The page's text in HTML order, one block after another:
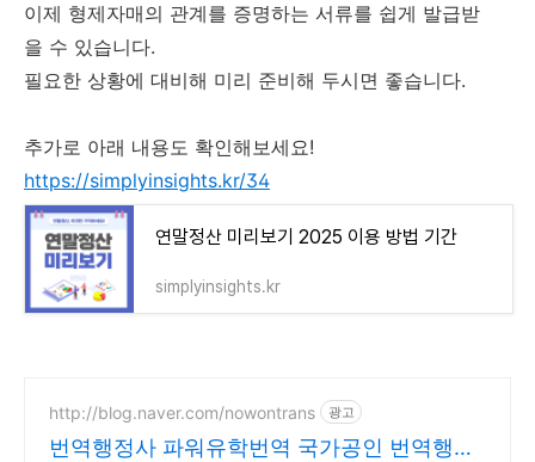
이제 형제자매의 관계를 증명하는 서류를 쉽게 발급받
을 수 있습니다.
필요한 상황에 대비해 미리 준비해 두시면 좋습니다.
추가로 아래 내용도 확인해보세요!
https://simplyinsights.kr/34
연말정산 미리보기 2025 이용 방법 기간
simplyinsights.kr
http://blog.naver.com/nowontrans 광고
번역행정사 파워유학번역 국가공인 번역행정